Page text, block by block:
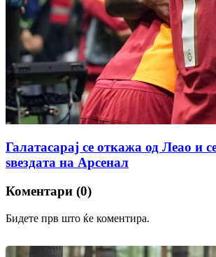
Галатасарај се откажа од Леао и
ѕвездата на Арсенал
Коментари (0)
Бидете прв што ќе коментира.